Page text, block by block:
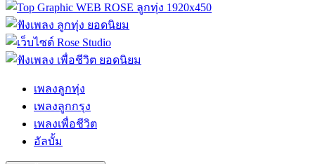
เพลงลูกทุ่ง
เพลงลูกกรุง
เพลงเพื่อชีวิต
อัลบั้ม